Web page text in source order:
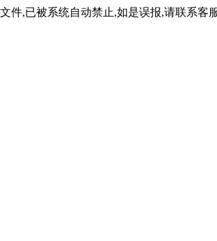
件,已被系统自动禁止,如是误报,请联系客